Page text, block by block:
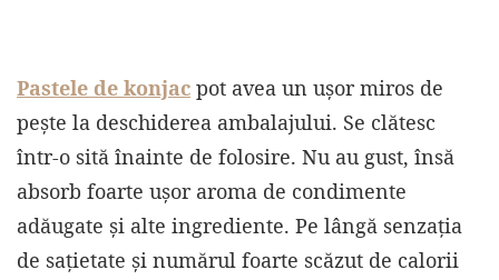
Pastele de konjac pot avea un ușor miros de
pește la deschiderea ambalajului. Se clătesc
într-o sită înainte de folosire. Nu au gust, însă
absorb foarte ușor aroma de condimente
adăugate și alte ingrediente. Pe lângă senzația
de sațietate și numărul foarte scăzut de calorii